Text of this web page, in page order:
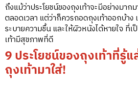
ถึงแม้ว่าประโยชน์ของถุงเท้าจะมีอย่างมาก
ตลอดเวลา แต่ว่าก็ควรถอดถุงเท้าออกบ้าง
ระบายความชื้น และให้ผิวหนังได้หายใจ ที่
เท้ามีสุขภาพที่ดี
9 ประโยชน์ของถุงเท้าที่รู้
ถุงเท้ามาใส่!